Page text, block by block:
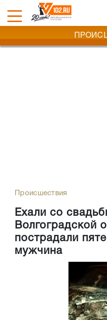
Происшествия
Ехали со
Волгоградской
пострадали
мужчина